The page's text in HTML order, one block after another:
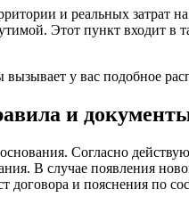
и реальных
Этот пункт входит в
у вас подобное
и
Согласно
В случае появления
и пояснения по